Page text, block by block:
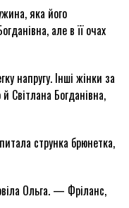
яка його
але в її очах
напругу. Інші жінки за
Світлана Богданівна,
струнка брюнетка,
Ольга. — Фріланс,